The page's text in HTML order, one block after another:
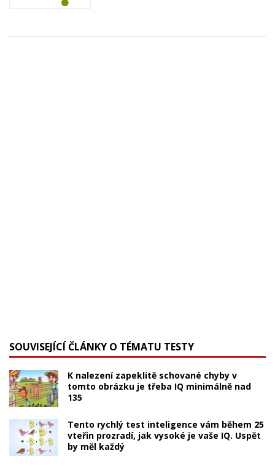
SOUVISEJÍCÍ ČLÁNKY O TÉMATU TESTY
K nalezení zapeklitě schované chyby v
tomto obrázku je třeba IQ minimálně nad
135
Tento rychlý test inteligence vám během 25
vteřin prozradí, jak vysoké je vaše IQ. Uspět
by měl každý